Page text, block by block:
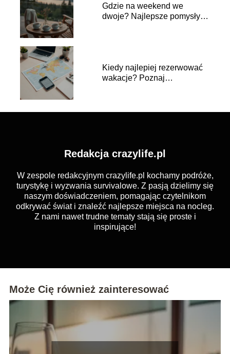
Gdzie na weekend we
dwoje? Najlepsze pomysły
Kiedy najlepiej rezerwować
wakacje? Poznaj
Redakcja crazylife.pl
W zespole redakcyjnym crazylife.pl kochamy podróże,
turystykę i wyzwania survivalowe. Z pasją dzielimy się
naszym doświadczeniem, pomagając czytelnikom
odkrywać świat i znaleźć najlepsze miejsca na nocleg.
Z nami nawet trudne tematy stają się proste i
inspirujące!
Może Cię również zainteresować